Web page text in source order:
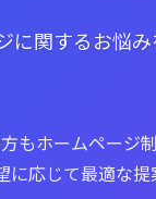
に関するお悩
もホームページ
に応じて最適な提